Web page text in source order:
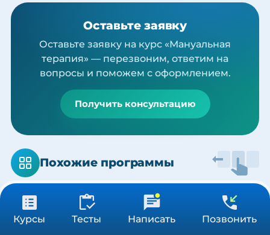
Курсы Тесты Написать Позвонить
Оставьте заявку
Оставьте заявку на курс «Мануальная
терапия» — перезвоним, ответим на
вопросы и поможем с оформлением.
Получить консультацию
Похожие программы
от 3 900 ₽
36/72/144 ч Получить консультацию